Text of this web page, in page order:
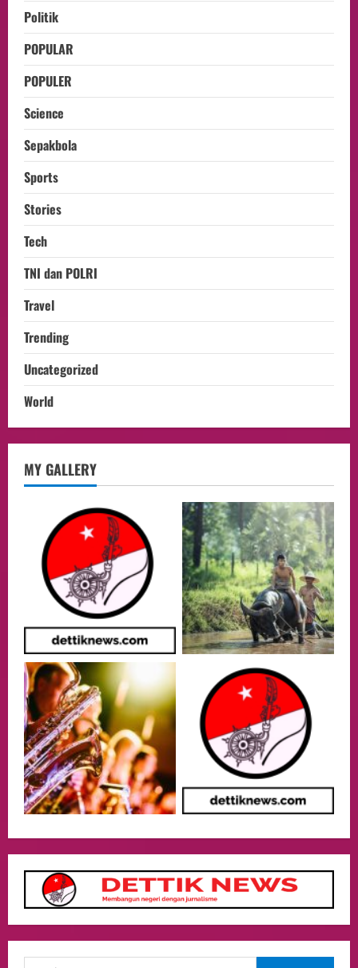
Politik
POPULAR
POPULER
Science
Sepakbola
Sports
Stories
Tech
TNI dan POLRI
Travel
Trending
Uncategorized
World
MY GALLERY
lembaga investor, Berorientasi Untuk
Meningkatkan SDM
05/08/2026
3
Health
Aliyuddin: Anak Indonesia di Luar Negeri
Harus Berprestasi, Berkarakter, dan
Menjaga Nama Baik Bangsa
05/08/2026
4
Putusan Diundur Lagi, Pernyataan
Hakim pada Sidang Sebelumnya Jadi
Sorotan
05/08/2026
5
Politik
Presiden Prabowo dan PM Thailand
Sepakat Perkuat Stabilitas ketahan
Kedua Negara.
Culture
Pengadilan Agama Jakarta Pusat
Selesaikan 25 Perkara Isbat Nikah bagi
WNI di Johor Bahru